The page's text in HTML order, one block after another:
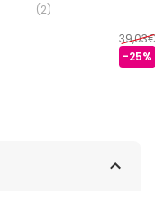
(2)
-25%